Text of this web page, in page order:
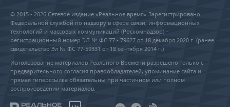
© 2015 - 2026 Сетевое издание «Реальное время» Зарегистрировано
Федеральной службой по надзору в сфере связи, информационных
технологий и массовых коммуникаций (Роскомнадзор) –
регистрационный номер ЭЛ № ФС 77 - 79627 от 18 декабря 2020 г. (ранее
свидетельство Эл № ФС 77-59331 от 18 сентября 2014 г.)
Использование материалов Реального Времени разрешено только с
предварительного согласия правообладателей, упоминание сайта и
прямая гиперссылка обязательны при частичном или полном
воспроизведении материалов.